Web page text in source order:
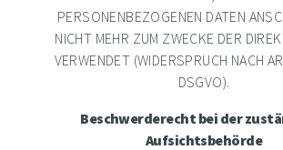
PERSONENBEZOGENEN DATEN
NICHT MEHR ZUM ZWECKE DER
VERWENDET (WIDERSPRUCH NACH
DSGVO).
Beschwerderecht bei der
Aufsichtsbehörde